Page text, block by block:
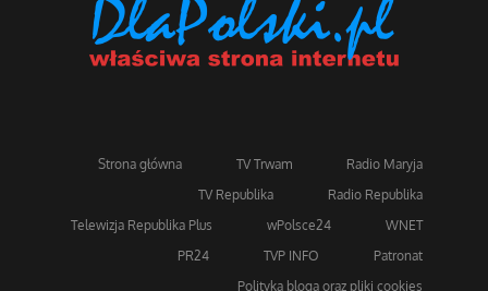
Strona główna TV Trwam
Radio Maryja
TV Republika
Radio Republika
Telewizja Republika Plus
wPolsce24
WNET
PR24
TVP INFO
Patronat
Polityka bloga oraz pliki cookies